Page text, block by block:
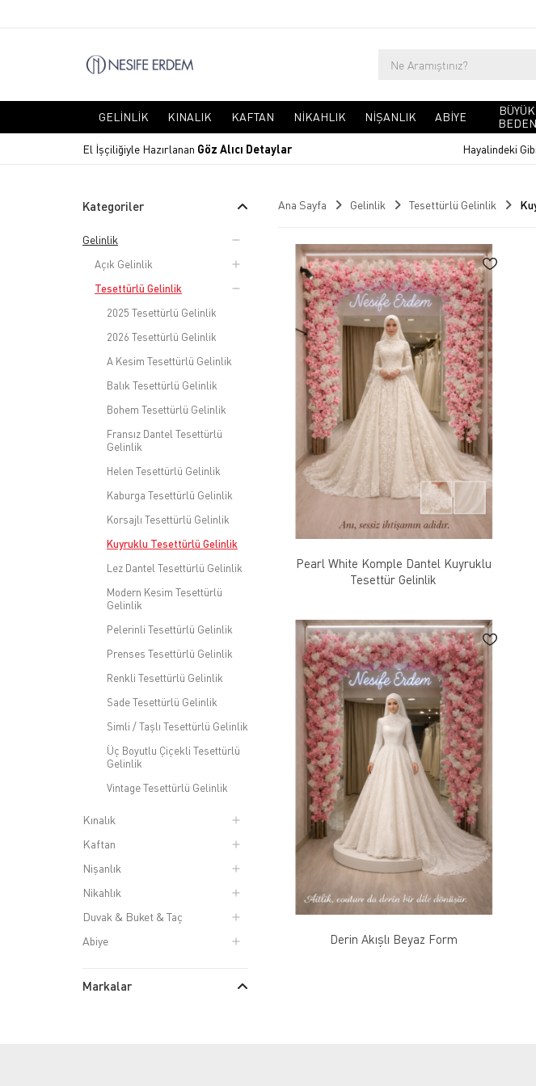
GELINLIK KINALIK KAFTAN NIKAHLIK NIŞANLIK ABIYE
BÜYÜK
BEDEN
El İşçiliğiyle Hazırlanan Göz Alıcı Detaylar Hayalindeki
Kategoriler
Gelinlik
Açık Gelinlik
Tesettürlü Gelinlik
2025 Tesettürlü Gelinlik
2026 Tesettürlü Gelinlik
A Kesim Tesettürlü Gelinlik
Balık Tesettürlü Gelinlik
Bohem Tesettürlü Gelinlik
Fransız Dantel Tesettürlü
Gelinlik
Helen Tesettürlü Gelinlik
Kaburga Tesettürlü Gelinlik
Korsajlı Tesettürlü Gelinlik
Kuyruklu Tesettürlü Gelinlik
Lez Dantel Tesettürlü Gelinlik
Modern Kesim Tesettürlü
Gelinlik
Pelerinli Tesettürlü Gelinlik
Prenses Tesettürlü Gelinlik
Renkli Tesettürlü Gelinlik
Sade Tesettürlü Gelinlik
Simli / Taşlı Tesettürlü Gelinlik
Üç Boyutlu Çiçekli Tesettürlü
Gelinlik
Vintage Tesettürlü Gelinlik
Kınalık
Kaftan
Nişanlık
Nikahlık
Duvak & Buket & Taç
Abiye
Markalar
Ana Sayfa Gelinlik Tesettürlü Gelinlik
Pearl White Komple Dantel Kuyruklu
Tesettür Gelinlik
Derin Akışlı Beyaz Form